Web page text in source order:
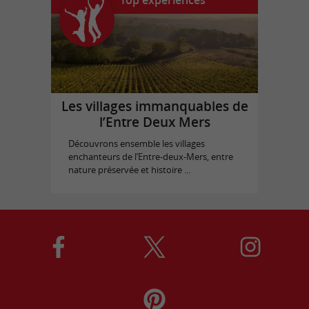
Les villages immanquables de
l’Entre Deux Mers
Découvrons ensemble les villages
enchanteurs de l’Entre-deux-Mers, entre
nature préservée et histoire ...